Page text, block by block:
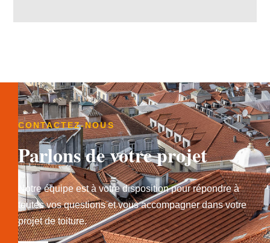
CONTACTEZ-NOUS
Parlons de votre projet
Notre équipe est à votre disposition pour répondre à
toutes vos questions et vous accompagner dans votre
projet de toiture.